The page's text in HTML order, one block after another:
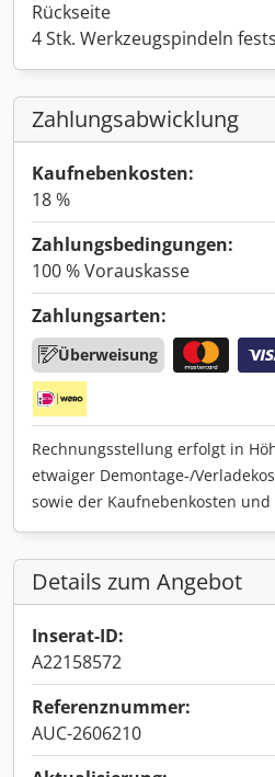
Rückseite
4 Stk. Werkzeugspindeln
Zahlungsabwicklung
Kaufnebenkosten:
18 %
Zahlungsbedingungen:
100 % Vorauskasse
Zahlungsarten:
Überweisung
Rechnungsstellung erfolgt in
etwaiger Demontage-/
sowie der Kaufnebenkosten und
Details zum Angebot
Inserat-ID:
A22158572
Referenznummer:
AUC-2606210